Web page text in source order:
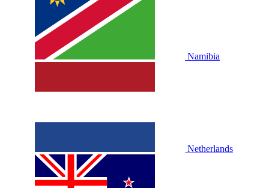
Namibia
Netherlands